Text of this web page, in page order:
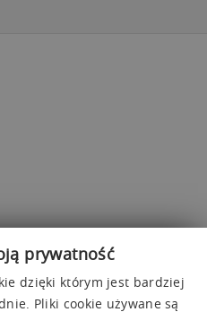
PAYMENTS:
prywatność
dzięki którym jest bardziej
Pliki cookie używane są